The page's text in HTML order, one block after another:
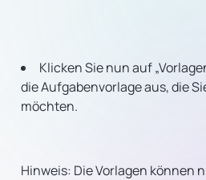
Klicken Sie nun auf
die Aufgabenvorlage aus, die
möchten.
Hinweis: Die Vorlagen können